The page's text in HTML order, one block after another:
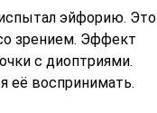
эйфорию. Это
зрением. Эффект
с диоптриями.
её воспринимать.